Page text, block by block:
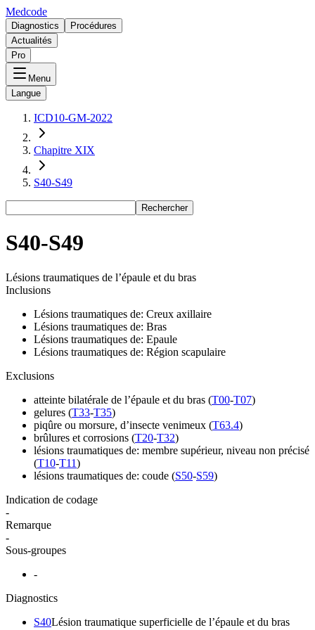
Medcode
Diagnostics
Procédures
Actualités
Pro
Menu
Langue
ICD10-GM-2022
Chapitre XIX
S40-S49
Rechercher
S40-S49
Lésions traumatiques de l’épaule et du bras
Inclusions
Lésions traumatiques de: Creux axillaire
Lésions traumatiques de: Bras
Lésions traumatiques de: Epaule
Lésions traumatiques de: Région scapulaire
Exclusions
atteinte bilatérale de l’épaule et du bras (T00-T07)
gelures (T33-T35)
piqûre ou morsure, d’insecte venimeux (T63.4)
brûlures et corrosions (T20-T32)
lésions traumatiques de: membre supérieur, niveau non précisé
(T10-T11)
lésions traumatiques de: coude (S50-S59)
Indication de codage
-
Remarque
-
Sous-groupes
-
Diagnostics
S40Lésion traumatique superficielle de l’épaule et du bras